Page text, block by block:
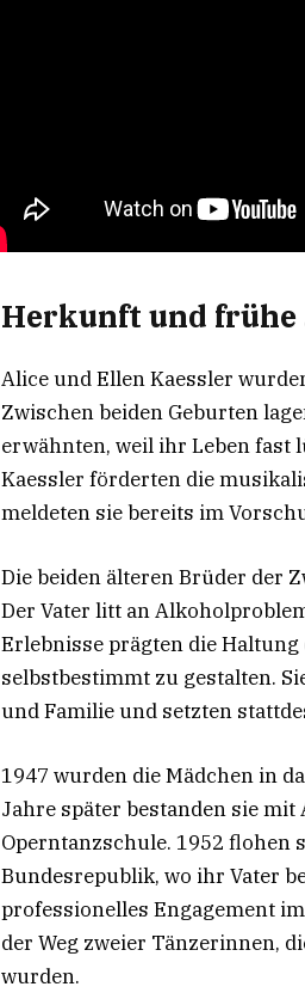
Herkunft und
Alice und Ellen Kaessler
Zwischen beiden Geburten
erwähnten, weil ihr Leben fast
Kaessler förderten die
meldeten sie bereits im
Die beiden älteren Brüder der
Der Vater litt an
Erlebnisse prägten die
selbstbestimmt zu gestalten.
und Familie und setzten
1947 wurden die Mädchen in
Jahre später bestanden sie
Operntanzschule. 1952 flohen
Bundesrepublik, wo ihr Vater
professionelles Engagement im
der Weg zweier Tänzerinnen,
wurden.